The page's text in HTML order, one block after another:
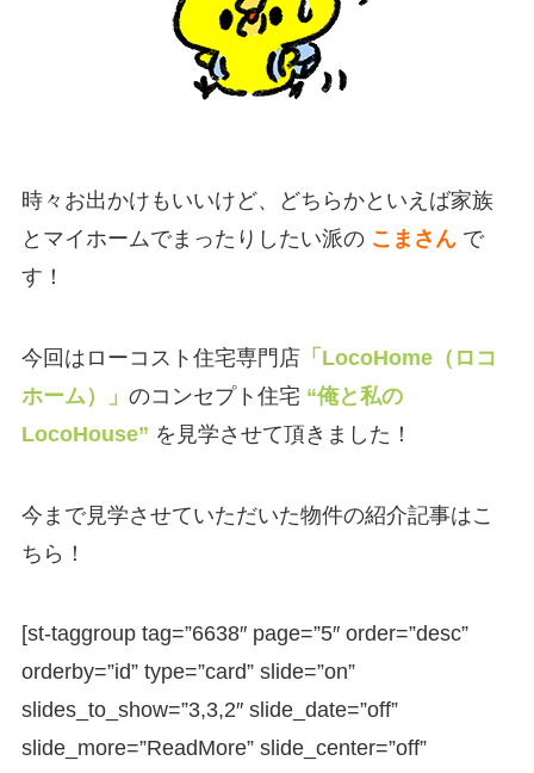
時々お出かけもいいけど、どちらかといえば家族
とマイホームでまったりしたい派の こまさんで
す！
今回はローコスト住宅専門店「LocoHome（ロコ
ホーム）」 のコンセプト住宅 “俺と私の
LocoHouse” を見学させて頂きました！
今まで見学させていただいた物件の紹介記事はこ
ちら！
[st-taggroup tag=”6638″ page=”5″ order=”desc”
orderby=”id” type=”card” slide=”on”
slides_to_show=”3,3,2″ slide_date=”off”
slide_more=”ReadMore” slide_center=”off”